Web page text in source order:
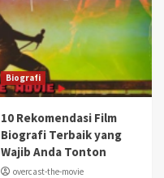
Biografi
10 Rekomendasi Film
Biografi Terbaik yang
Wajib Anda Tonton
overcast-the-movie